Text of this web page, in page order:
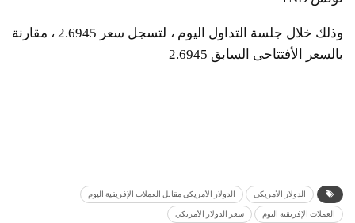
وذلك خلال جلسة التداول اليوم ، لتسجل سعر 2.6945 ، مقارنة
بالسعر الأفتتاحى السابق 2.6945
الدولار الأمريكي الدولار الأمريكي مقابل العملات الإفريقية اليوم
العملات الإفريقية اليوم سعر الدولار الأمريكي